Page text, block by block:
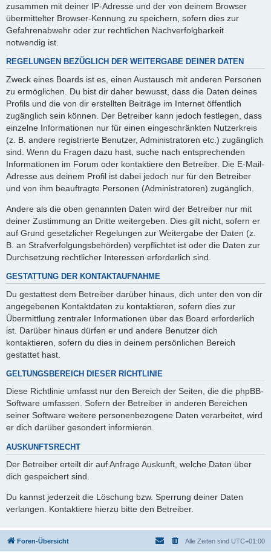
zusammen mit deiner IP-Adresse und der von deinem Browser
übermittelter Browser-Kennung zu speichern, sofern dies zur
Gefahrenabwehr oder zur rechtlichen Nachverfolgbarkeit
notwendig ist.
REGELUNGEN BEZÜGLICH DER WEITERGABE DEINER DATEN
Zweck eines Boards ist es, einen Austausch mit anderen Personen
zu ermöglichen. Du bist dir daher bewusst, dass die Daten deines
Profils und die von dir erstellten Beiträge im Internet öffentlich
zugänglich sein können. Der Betreiber kann jedoch festlegen, dass
einzelne Informationen nur für einen eingeschränkten Nutzerkreis
(z. B. andere registrierte Benutzer, Administratoren etc.) zugänglich
sind. Wenn du Fragen dazu hast, suche nach entsprechenden
Informationen im Forum oder kontaktiere den Betreiber. Die E-Mail-
Adresse aus deinem Profil ist dabei jedoch nur für den Betreiber
und von ihm beauftragte Personen (Administratoren) zugänglich.
Andere als die oben genannten Daten wird der Betreiber nur mit
deiner Zustimmung an Dritte weitergeben. Dies gilt nicht, sofern er
auf Grund gesetzlicher Regelungen zur Weitergabe der Daten (z.
B. an Strafverfolgungsbehörden) verpflichtet ist oder die Daten zur
Durchsetzung rechtlicher Interessen erforderlich sind.
GESTATTUNG DER KONTAKTAUFNAHME
Du gestattest dem Betreiber darüber hinaus, dich unter den von dir
angegebenen Kontaktdaten zu kontaktieren, sofern dies zur
Übermittlung zentraler Informationen über das Board erforderlich
ist. Darüber hinaus dürfen er und andere Benutzer dich
kontaktieren, sofern du dies in deinem persönlichen Bereich
gestattet hast.
GELTUNGSBEREICH DIESER RICHTLINIE
Diese Richtlinie umfasst nur den Bereich der Seiten, die die phpBB-
Software umfassen. Sofern der Betreiber in anderen Bereichen
seiner Software weitere personenbezogene Daten verarbeitet, wird
er dich darüber gesondert informieren.
AUSKUNFTSRECHT
Der Betreiber erteilt dir auf Anfrage Auskunft, welche Daten über
dich gespeichert sind.
Du kannst jederzeit die Löschung bzw. Sperrung deiner Daten
verlangen. Kontaktiere hierzu bitte den Betreiber.
Foren-Übersicht Alle Zeiten sind UTC+01:00